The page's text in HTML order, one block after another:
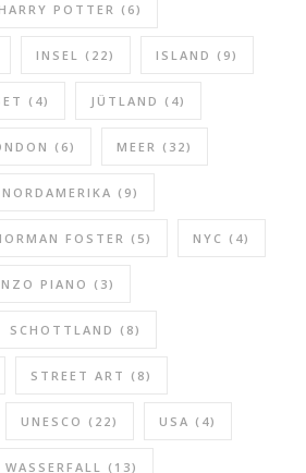
HARRY POTTER (6)
INSEL (22) ISLAND (9)
(4) JÜTLAND (4)
(6) MEER (32)
NORDAMERIKA (9)
FOSTER (5) NYC (4)
PIANO (3)
SCHOTTLAND (8)
STREET ART (8)
UNESCO (22) USA (4)
WASSERFALL (13)